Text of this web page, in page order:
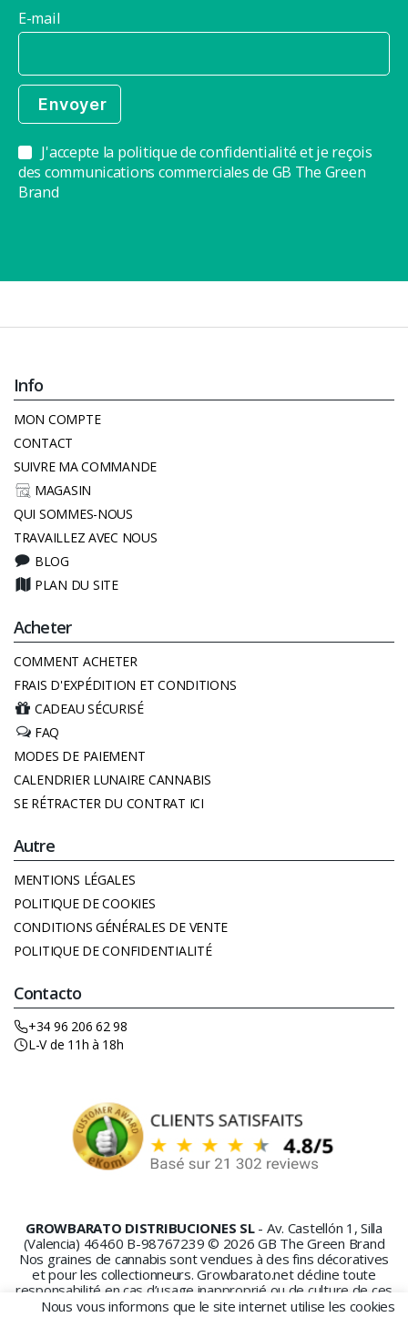
E-mail
J'accepte la politique de confidentialité et je reçois
des communications commerciales de GB The Green
Brand
Info
MON COMPTE
CONTACT
SUIVRE MA COMMANDE
MAGASIN
QUI SOMMES-NOUS
TRAVAILLEZ AVEC NOUS
BLOG
PLAN DU SITE
Acheter
COMMENT ACHETER
FRAIS D'EXPÉDITION ET CONDITIONS
CADEAU SÉCURISÉ
FAQ
MODES DE PAIEMENT
CALENDRIER LUNAIRE CANNABIS
SE RÉTRACTER DU CONTRAT ICI
Autre
MENTIONS LÉGALES
POLITIQUE DE COOKIES
CONDITIONS GÉNÉRALES DE VENTE
POLITIQUE DE CONFIDENTIALITÉ
Contacto
+34 96 206 62 98
L-V de 11h à 18h
GROWBARATO DISTRIBUCIONES SL - Av. Castellón 1, Silla
(Valencia) 46460 B-98767239 © 2026 GB The Green Brand
Nos graines de cannabis sont vendues à des fins décoratives
et pour les collectionneurs. Growbarato.net décline toute
responsabilité en cas d’usage inapproprié ou de culture de ces
graines.
Nous vous informons que le site internet utilise les cookies